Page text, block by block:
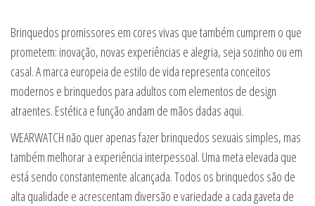
Brinquedos promissores em cores vivas que também cumprem o que
prometem: inovação, novas experiências e alegria, seja sozinho ou em
casal. A marca europeia de estilo de vida representa conceitos
modernos e brinquedos para adultos com elementos de design
atraentes. Estética e função andam de mãos dadas aqui.
WEARWATCH não quer apenas fazer brinquedos sexuais simples, mas
também melhorar a experiência interpessoal. Uma meta elevada que
está sendo constantemente alcançada. Todos os brinquedos são de
alta qualidade e acrescentam diversão e variedade a cada gaveta de